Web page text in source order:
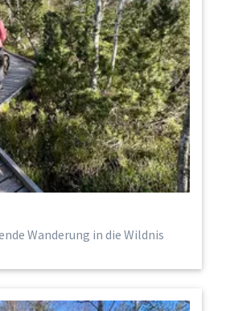
Wanderung in die Wildnis